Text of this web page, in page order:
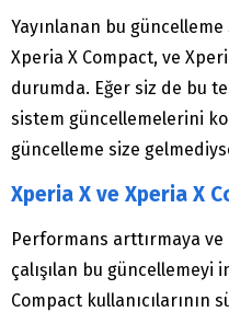
Yayınlanan bu güncelleme
Xperia X Compact, ve
durumda. Eğer siz de bu
sistem güncellemelerini
güncelleme size
Xperia X ve Xperia X
Performans arttırmaya
çalışılan bu güncellemeyi
Compact kullanıcılarının